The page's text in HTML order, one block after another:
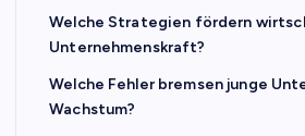
Welche Strategien fördern
Unternehmenskraft?
Welche Fehler bremsen junge
Wachstum?